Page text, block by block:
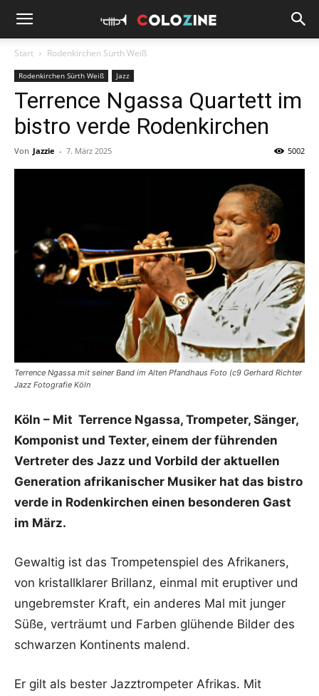
Start Rodenkirchen Sürth Weiß
Rodenkirchen Sürth Weiß Jazz
Terrence Ngassa Quartett im
bistro verde Rodenkirchen
Von Jazzie - 7. März 2025 5002
Terrence Ngassa mit seiner Band im Alten Pfandhaus Foto (c9 Gerhard Richter
Jazz Fotografie Köln
Köln – Mit Terrence Ngassa, Trompeter, Sänger,
Komponist und Texter, einem der führenden
Vertreter des Jazz und Vorbild der aktuellen
Generation afrikanischer Musiker hat das bistro
verde in Rodenkirchen einen besonderen Gast
im März.
Gewaltig ist das Trompetenspiel des Afrikaners,
von kristallklarer Brillanz, einmal mit eruptiver und
ungebremster Kraft, ein anderes Mal mit junger
Süße, verträumt und Farben glühende Bilder des
schwarzen Kontinents malend.
Er gilt als bester Jazztrompeter Afrikas. Mit